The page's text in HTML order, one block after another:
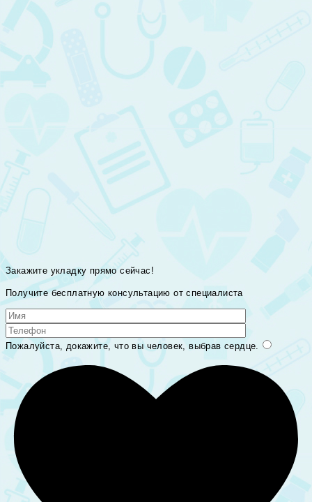
Закажите укладку прямо сейчас!
Получите бесплатную консультацию от специалиста
Пожалуйста, докажите, что вы человек, выбрав сердце.